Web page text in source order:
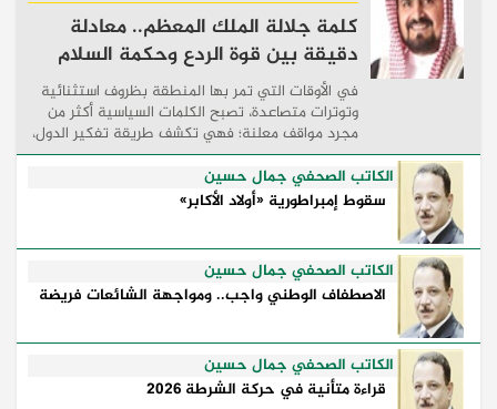
كلمة جلالة الملك المعظم.. معادلة
دقيقة بين قوة الردع وحكمة السلام
في الأوقات التي تمر بها المنطقة بظروف استثنائية
وتوترات متصاعدة، تصبح الكلمات السياسية أكثر من
مجرد مواقف معلنة؛ فهي تكشف طريقة تفكير الدول،
وكيفية إدارتها للأزمات، والحدود التي تفصل بين القوة
...
الكاتب الصحفي جمال حسين
سقوط إمبراطورية «أولاد الأكابر»
الكاتب الصحفي جمال حسين
الاصطفاف الوطني واجب.. ومواجهة الشائعات فريضة
الكاتب الصحفي جمال حسين
قراءة متأنية في حركة الشرطة 2026